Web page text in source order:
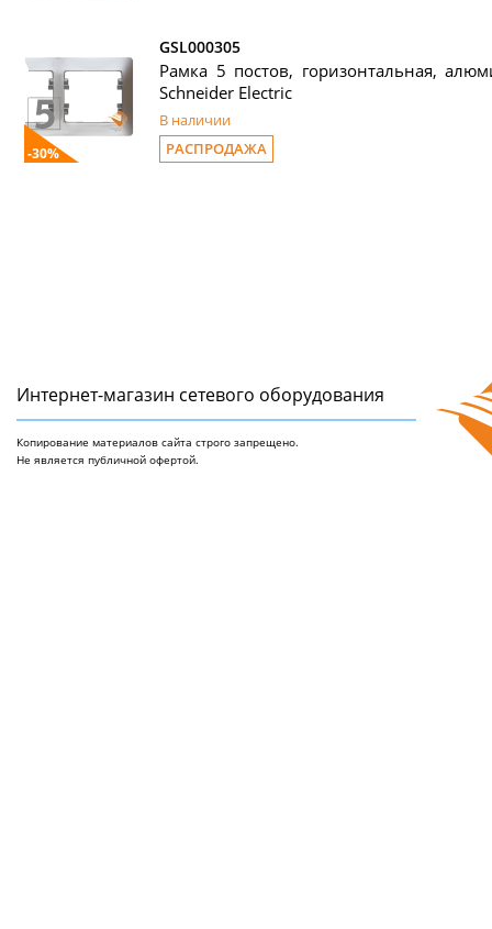
-30%
GSL000305
Рамка 5 постов, горизонтальная,
Schneider Electric
В наличии
РАСПРОДАЖА
Интернет-магазин сетeвого оборудования
Копирование материалов сайта строго запрещено.
Не является публичной офертой.